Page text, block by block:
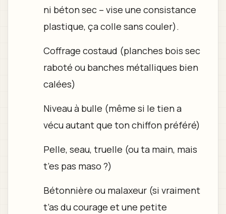
ni béton sec – vise une consistance
plastique, ça colle sans couler).
Coffrage costaud (planches bois sec
raboté ou banches métalliques bien
calées)
Niveau à bulle (même si le tien a
vécu autant que ton chiffon préféré)
Pelle, seau, truelle (ou ta main, mais
t’es pas maso ?)
Bétonnière ou malaxeur (si vraiment
t’as du courage et une petite